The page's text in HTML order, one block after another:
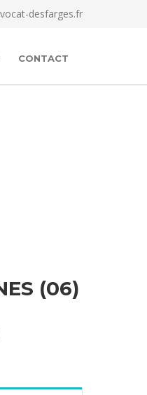
desfarges.fr
CONTACT
(06)